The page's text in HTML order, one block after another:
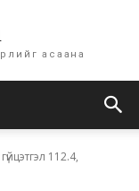
асаана
112.4,